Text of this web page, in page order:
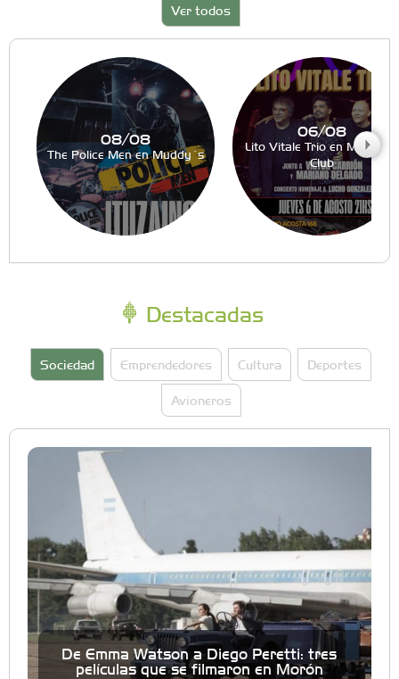
Ver todos
08/08
The Police Men en Muddy´s
06/08
Lito Vitale Trio en Muddy´s
Club
Destacadas
Sociedad Emprendedores Cultura Deportes
Avioneros
De Emma Watson a Diego Peretti: tres
películas que se filmaron en Morón